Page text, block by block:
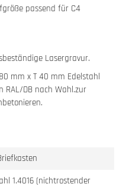
passend für C4
Lasergravur.
mm x T 40 mm Edelstahl
RAL/DB nach Wahl.zur
1.4016 (nichtrostender